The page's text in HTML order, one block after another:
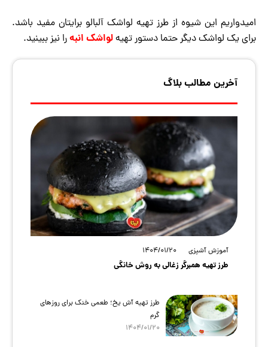
آخرین مطالب بلاگ
آموزش آشپزی 1404/01/20
طرز تهیه همبرگر زغالی به روش خانگی
طرز تهیه آش یخ؛ طعمی خنک برای روزهای
گرم
1404/01/20
امیدواریم این شیوه از طرز تهیه لواشک آلبالو برایتان مفید باشد.
برای یک لواشک دیگر حتما دستور تهیهلواشک انبهرا نیز ببینید.